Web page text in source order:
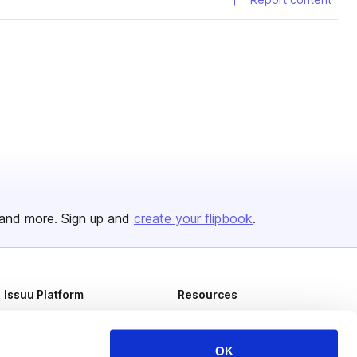
OK
more. Sign up and create your flipbook.
Issuu Platform Resources
Publisher Directory